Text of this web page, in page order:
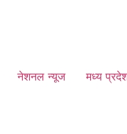
नेशनल न्यूज मध्य